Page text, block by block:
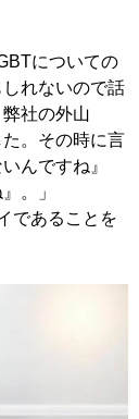
についての
れないので話
社の外山
。その時に言
んですね』
。」
であることを